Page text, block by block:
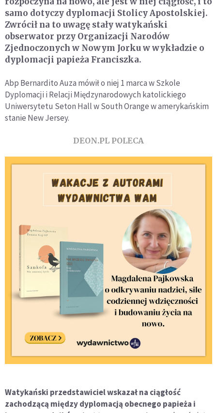
samo dotyczy dyplomacji Stolicy Apostolskiej.
Zwrócił na to uwagę stały watykański
obserwator przy Organizacji Narodów
Zjednoczonych w Nowym Jorku w wykładzie o
dyplomacji papieża Franciszka.
Abp Bernardito Auza mówił o niej 1 marca w Szkole
Dyplomacji i Relacji Międzynarodowych katolickiego
Uniwersytetu Seton Hall w South Orange w amerykańskim
stanie New Jersey.
DEON.PL POLECA
Watykański przedstawiciel wskazał na ciągłość
zachodzącą między dyplomacją obecnego papieża i